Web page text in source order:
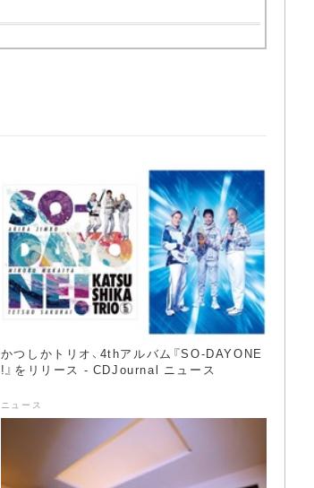
かつしかトリオ、4thアルバム『SO-DAYONE
!』をリリース - CDJournal ニュース
ニュース